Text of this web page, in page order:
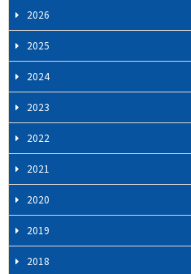
ナ
ビ
ゲ
ー
シ
ョ
ン
2026
2025
2024
2023
2022
2021
2020
2019
2018